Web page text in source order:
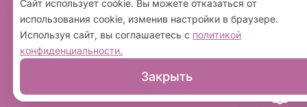
Политика конфиденциальности
Пользовательское соглашение
buketnay@bk.ru
2026 ©
цветов в Тюмени. Сайт создан на платформе
Флория.
Сайт использует cookie. Вы можете отказаться от
использования cookie, изменив настройки в браузере.
Используя сайт, вы соглашаетесь с политикой
конфиденциальности.
Закрыть